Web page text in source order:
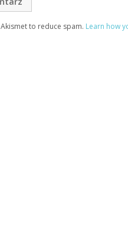
Akismet to reduce spam. Learn how